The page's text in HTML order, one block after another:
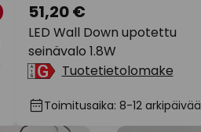
LED Wall Down upotettu
seinävalo 1.8W
51,20 €
Tuotetietolomake
Toimitusaika: 8-12 arkipäivää